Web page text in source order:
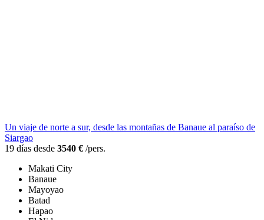
Un viaje de norte a sur, desde las montañas de Banaue al paraíso de
Siargao
19 días desde 3540 € /pers.
Makati City
Banaue
Mayoyao
Batad
Hapao